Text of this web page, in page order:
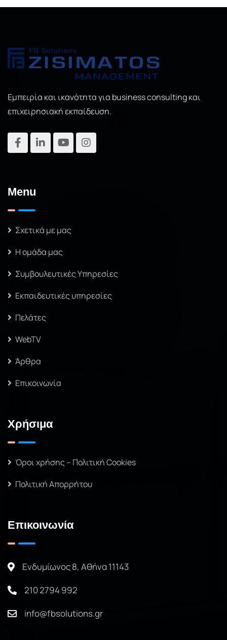
Εμπειρία και ικανότητα για business consulting και
επιχειρησιακή εκπαίδευση.
Menu
Σχετικά με μας
Η ομάδα μας
Συμβουλευτικές Υπηρεσίες
Εκπαιδευτικές υπηρεσίες
Πελάτες
WebTV
Άρθρα
Επικοινωνία
Χρήσιμα
Όροι χρήσης – Πολιτική Cookies
Πολιτική Απορρήτου
Επικοινωνία
Ενδυμίωνος 8, Αθήνα 11143
210 2794 992
info@fbsolutions.gr